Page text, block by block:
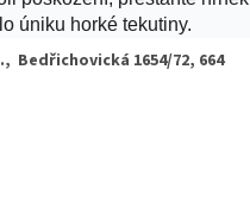
úniku horké tekutiny.
Bedřichovická 1654/72, 664